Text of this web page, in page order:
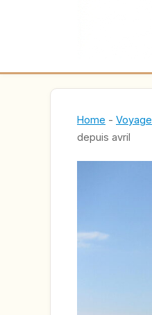
Home - Voyage
depuis avril